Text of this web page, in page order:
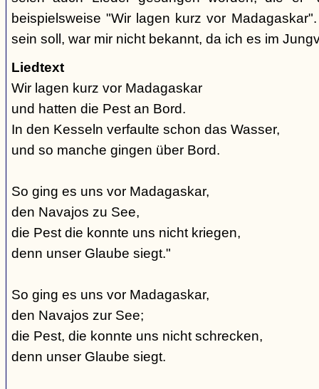
beispielsweise "Wir lagen kurz vor
sein soll, war mir nicht bekannt, da ich es im
Liedtext
Wir lagen kurz vor Madagaskar
und hatten die Pest an Bord.
In den Kesseln verfaulte schon das Wasser,
und so manche gingen über Bord.
So ging es uns vor Madagaskar,
den Navajos zu See,
die Pest die konnte uns nicht kriegen,
denn unser Glaube siegt."
So ging es uns vor Madagaskar,
den Navajos zur See;
die Pest, die konnte uns nicht schrecken,
denn unser Glaube siegt.